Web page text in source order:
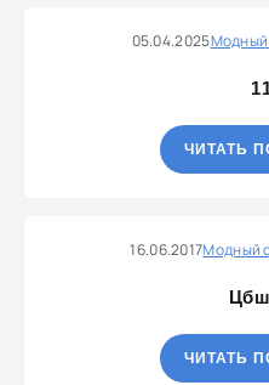
05.04.2025Модный
ЧИТАТЬ
16.06.2017Модный
ЧИТАТЬ